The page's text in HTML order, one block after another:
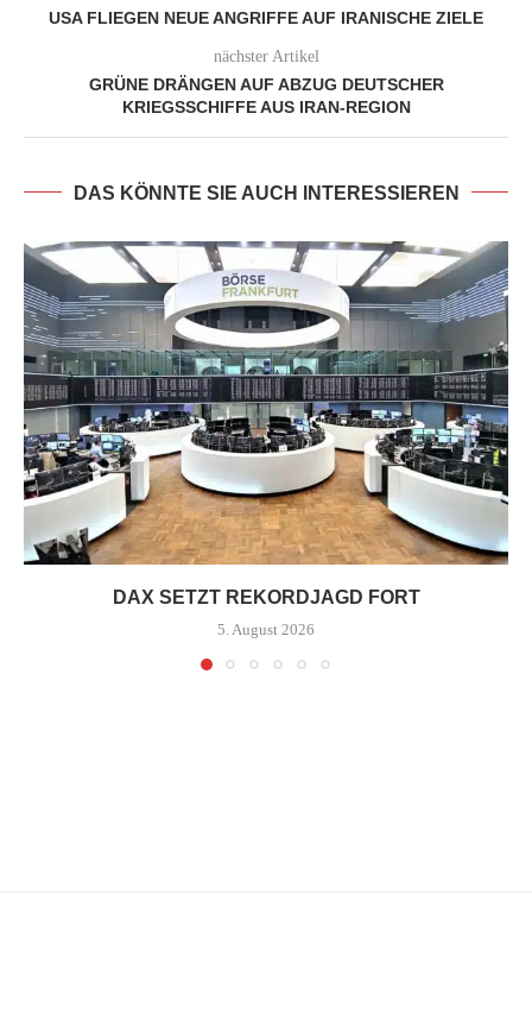
USA FLIEGEN NEUE ANGRIFFE AUF IRANISCHE ZIELE
nächster Artikel
GRÜNE DRÄNGEN AUF ABZUG DEUTSCHER
KRIEGSSCHIFFE AUS IRAN-REGION
DAS KÖNNTE SIE AUCH INTERESSIEREN
DAX SETZT REKORDJAGD FORT
5. August 2026